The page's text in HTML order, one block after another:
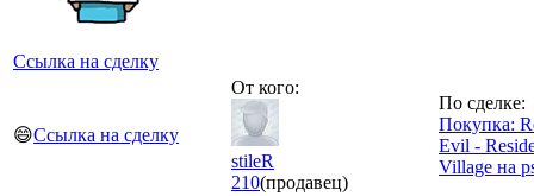
Ссылка на сделку
😄Ссылка на сделку
От кого:
stileR
210(продавец)
По сделке:
Покупка:
Evil -
Village на